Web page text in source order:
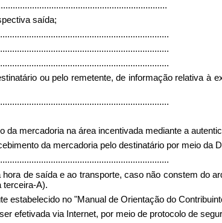
saída;
ou pelo remetente, de informação relativa à
da mercadoria na área incentivada mediante a
da mercadoria pelo destinatário por meio da
de saída e ao transporte, caso não constem do
terceira-A).
estabelecido no "Manual de Orientação do
efetivada via Internet, por meio de protocolo de